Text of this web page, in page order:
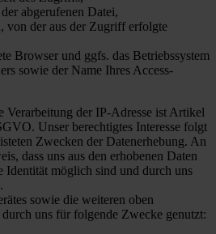
abgerufenen Datei,
der aus der Zugriff erfolgte
Browser und ggfs. das Betriebssystem
sowie der Name Ihres Access-
Verarbeitung der IP-Adresse ist Artikel
Unser berechtigtes Interesse folgt
Zwecken der Datenerhebung. An
dass uns aus den erhobenen Daten
Identität möglich sind und durch uns
sowie die weiteren oben
uns für folgende Zwecke genutzt: